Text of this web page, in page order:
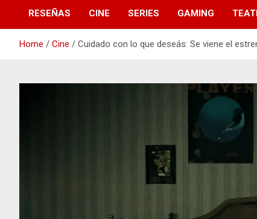
RESEÑAS CINE SERIES GAMING
Home Cine Cuidado con lo que deseás: Se viene el